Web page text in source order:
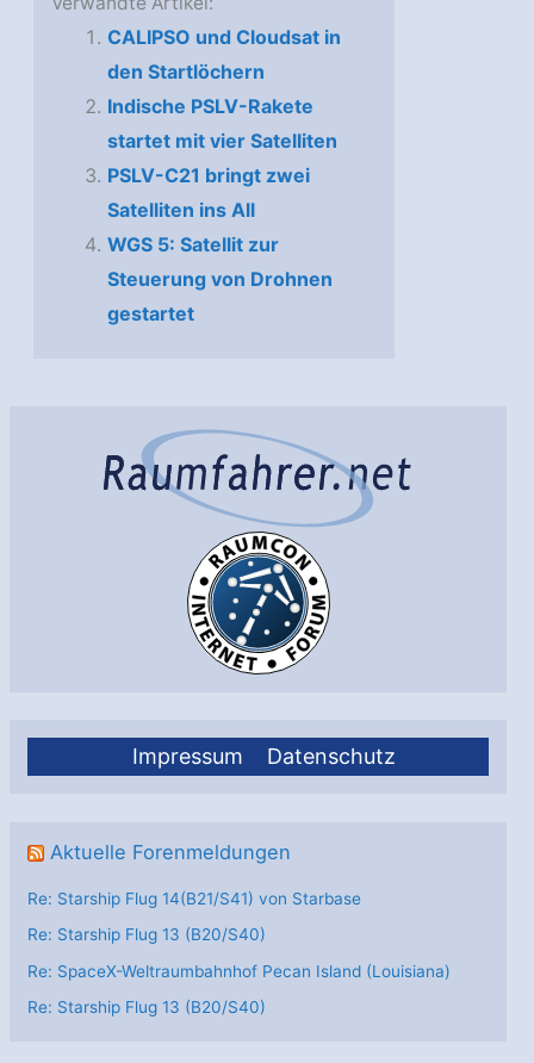
Impressum Datenschutz
Aktuelle Forenmeldungen
Re: Starship Flug 14(B21/S41) von Starbase
Re: Starship Flug 13 (B20/S40)
Re: SpaceX-Weltraumbahnhof Pecan Island (Louisiana)
Re: Starship Flug 13 (B20/S40)
CALIPSO und Cloudsat in
den Startlöchern
Indische PSLV-Rakete
startet mit vier Satelliten
PSLV-C21 bringt zwei
Satelliten ins All
WGS 5: Satellit zur
Steuerung von Drohnen
gestartet